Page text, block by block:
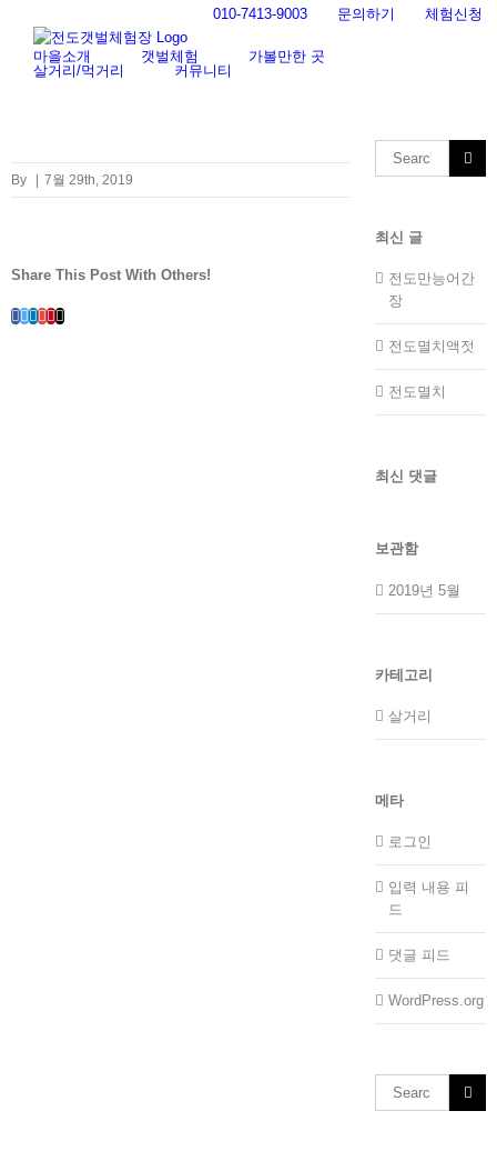
content
010-7413-9003 문의하기 체험신청
마을소개 갯벌체험
가볼만한 곳
살거리/먹거리
커뮤니티
By 7월 29th, 2019
Share This Post With Others!
Facebook
Twitter
LinkedIn
Whatsapp
Google+
Pinterest
Email
Search
for:
최신 글
전도만능어간
장
전도멸치액젓
전도멸치
최신 댓글
보관함
2019년 5월
카테고리
살거리
메타
로그인
입력 내용 피
드
댓글 피드
WordPress.org
Search
for: